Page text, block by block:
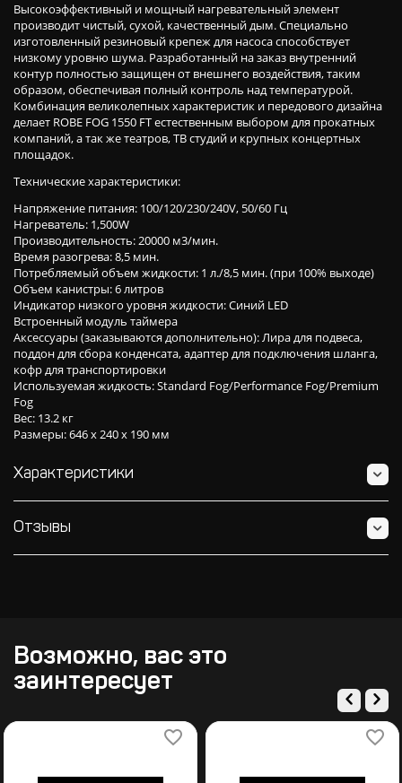
Высокоэффективный и мощный нагревательный элемент
производит чистый, сухой, качественный дым. Специально
изготовленный резиновый крепеж для насоса способствует
низкому уровню шума. Разработанный на заказ внутренний
контур полностью защищен от внешнего воздействия, таким
образом, обеспечивая полный контроль над температурой.
Комбинация великолепных характеристик и передового дизайна
делает ROBE FOG 1550 FT естественным выбором для прокатных
компаний, а так же театров, ТВ студий и крупных концертных
площадок.
Технические характеристики:
Напряжение питания: 100/120/230/240V, 50/60 Гц
Нагреватель: 1,500W
Производительность: 20000 м3/мин.
Время разогрева: 8,5 мин.
Потребляемый объем жидкости: 1 л./8,5 мин. (при 100% выходе)
Объем канистры: 6 литров
Индикатор низкого уровня жидкости: Синий LED
Встроенный модуль таймера
Аксессуары (заказываются дополнительно): Лира для подвеса,
поддон для сбора конденсата, адаптер для подключения шланга,
кофр для транспортировки
Используемая жидкость: Standard Fog/Performance Fog/Premium
Fog
Вес: 13.2 кг
Размеры: 646 х 240 х 190 мм
Характеристики
Отзывы
Возможно, вас это
заинтересует